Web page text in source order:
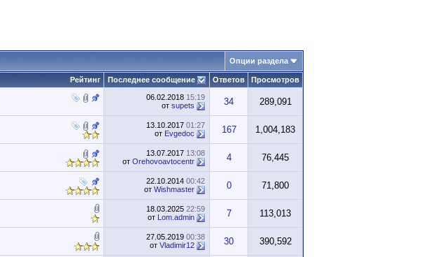
Опции раздела
Рейтинг Последнее сообщение Ответов Просмотров
06.02.2018 15:19
от supets 34 289,091
13.10.2017 01:27
от Evgedoc 167 1,004,183
13.07.2017 13:08
от Orehovoavtocentr 4 76,445
22.10.2014 00:42
от Wishmaster 0 71,800
18.03.2025 22:59
от Lom.admin 7 113,013
27.05.2019 00:38
от Vladimir12 30 390,592